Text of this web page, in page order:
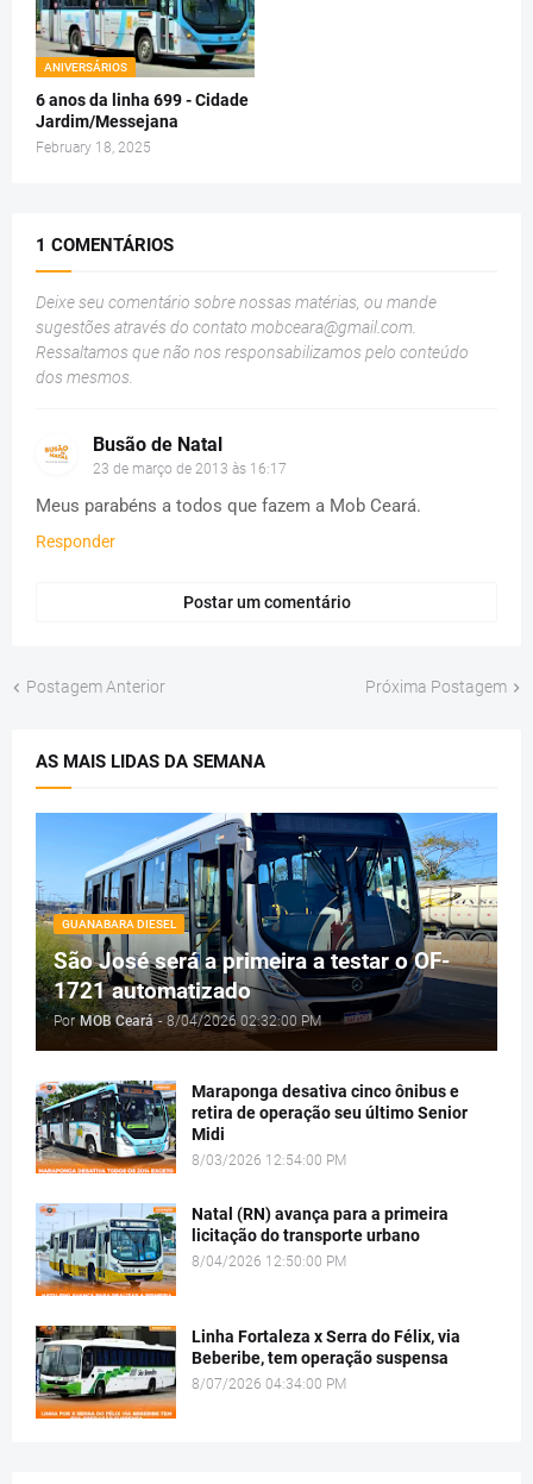
ANIVERSÁRIOS
6 anos da linha 699 - Cidade
Jardim/Messejana
February 18, 2025
1 COMENTÁRIOS
Deixe seu comentário sobre nossas matérias, ou mande
sugestões através do contato mobceara@gmail.com.
Ressaltamos que não nos responsabilizamos pelo conteúdo
dos mesmos.
Busão de Natal
23 de março de 2013 às 16:17
Meus parabéns a todos que fazem a Mob Ceará.
Responder
Postar um comentário
Postagem Anterior Próxima Postagem
AS MAIS LIDAS DA SEMANA
GUANABARA DIESEL
São José será a primeira a testar o OF-
1721 automatizado
Por MOB Ceará - 8/04/2026 02:32:00 PM
Maraponga desativa cinco ônibus e
retira de operação seu último Senior
Midi
8/03/2026 12:54:00 PM
Natal (RN) avança para a primeira
licitação do transporte urbano
8/04/2026 12:50:00 PM
Linha Fortaleza x Serra do Félix, via
Beberibe, tem operação suspensa
8/07/2026 04:34:00 PM